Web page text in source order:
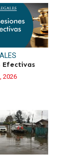
Efectivas
2026